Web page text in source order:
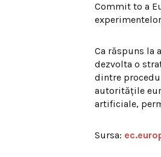
Commit to a
Ca răspuns la
dezvolta o
dintre
autoritățile
artificiale,
Sursa: